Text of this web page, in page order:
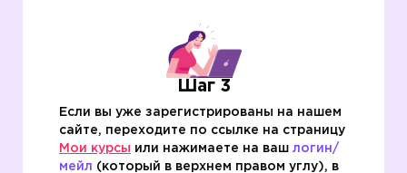
Шаг 3
Если вы уже зарегистрированы на нашем
сайте, переходите по ссылке на страницу
Мои курсы или нажимаете на ваш логин/
мейл (который в верхнем правом углу), в